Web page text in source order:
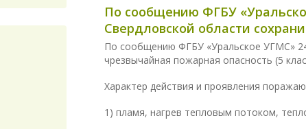
По сообщению ФГБУ
Свердловской области
По сообщению ФГБУ «Уральское УГМС»
чрезвычайная пожарная опасность (5
Характер действия и проявления
1) пламя, нагрев тепловым потоком,